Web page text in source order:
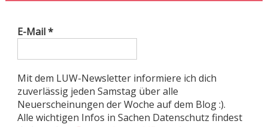
E-Mail*
Mit dem LUW-Newsletter informiere ich dich
zuverlässig jeden Samstag über alle
Neuerscheinungen der Woche auf dem Blog :).
Alle wichtigen Infos in Sachen Datenschutz findest